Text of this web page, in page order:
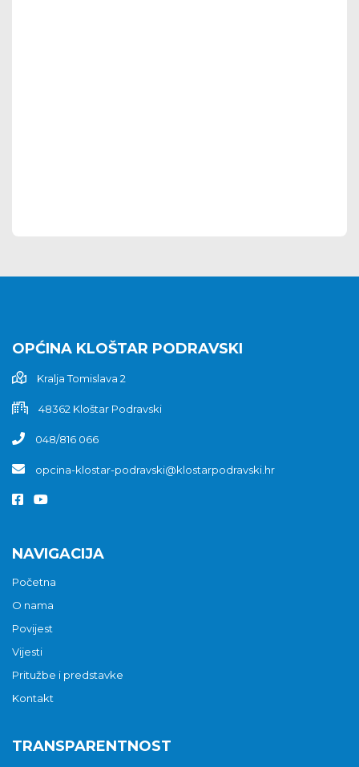
OPĆINA KLOŠTAR PODRAVSKI
Kralja Tomislava 2
48362 Kloštar Podravski
048/816 066
opcina-klostar-podravski@klostarpodravski.hr
NAVIGACIJA
Početna
O nama
Povijest
Vijesti
Pritužbe i predstavke
Kontakt
TRANSPARENTNOST